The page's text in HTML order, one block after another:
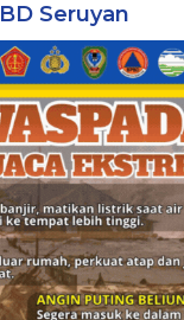
Seruyan